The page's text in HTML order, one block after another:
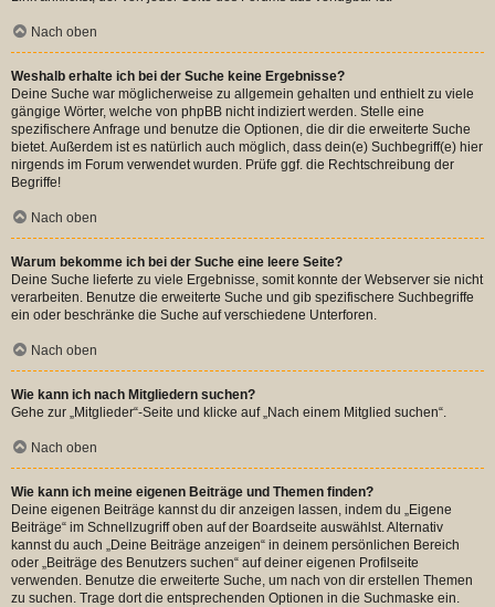
Nach oben
Weshalb erhalte ich bei der Suche keine Ergebnisse?
Deine Suche war möglicherweise zu allgemein gehalten und enthielt zu viele
gängige Wörter, welche von phpBB nicht indiziert werden. Stelle eine
spezifischere Anfrage und benutze die Optionen, die dir die erweiterte Suche
bietet. Außerdem ist es natürlich auch möglich, dass dein(e) Suchbegriff(e) hier
nirgends im Forum verwendet wurden. Prüfe ggf. die Rechtschreibung der
Begriffe!
Nach oben
Warum bekomme ich bei der Suche eine leere Seite?
Deine Suche lieferte zu viele Ergebnisse, somit konnte der Webserver sie nicht
verarbeiten. Benutze die erweiterte Suche und gib spezifischere Suchbegriffe
ein oder beschränke die Suche auf verschiedene Unterforen.
Nach oben
Wie kann ich nach Mitgliedern suchen?
Gehe zur „Mitglieder“-Seite und klicke auf „Nach einem Mitglied suchen“.
Nach oben
Wie kann ich meine eigenen Beiträge und Themen finden?
Deine eigenen Beiträge kannst du dir anzeigen lassen, indem du „Eigene
Beiträge“ im Schnellzugriff oben auf der Boardseite auswählst. Alternativ
kannst du auch „Deine Beiträge anzeigen“ in deinem persönlichen Bereich
oder „Beiträge des Benutzers suchen“ auf deiner eigenen Profilseite
verwenden. Benutze die erweiterte Suche, um nach von dir erstellen Themen
zu suchen. Trage dort die entsprechenden Optionen in die Suchmaske ein.